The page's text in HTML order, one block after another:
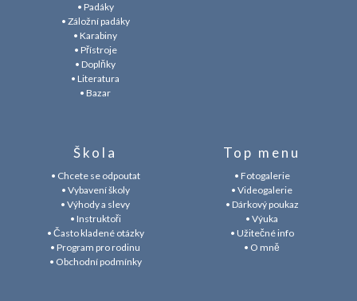
• Padáky
• Záložní padáky
• Karabiny
• Přístroje
• Doplňky
• Literatura
• Bazar
Škola
• Chcete se odpoutat
• Vybavení školy
• Výhody a slevy
• Instruktoři
• Často kladené otázky
• Program pro rodinu
• Obchodní podmínky
Top menu
• Fotogalerie
• Videogalerie
• Dárkový poukaz
• Výuka
• Užitečné info
• O mně